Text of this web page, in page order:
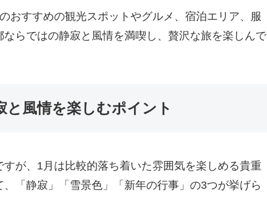
おすすめの観光スポットやグルメ、宿泊エリア、服
らではの静寂と風情を満喫し、贅沢な旅を楽しんで
と風情を楽しむポイント
が、1月は比較的落ち着いた雰囲気を楽しめる貴重
「静寂」「雪景色」「新年の行事」の3つが挙げら